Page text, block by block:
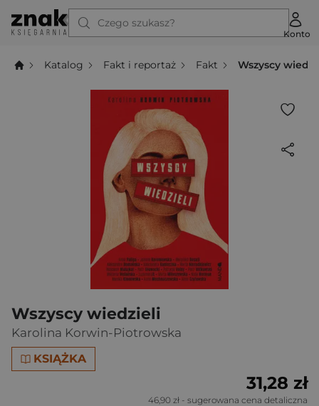
Czego szukasz?
Konto
Katalog Fakt i reportaż Fakt Wszyscy
Wszyscy wiedzieli
Karolina Korwin-Piotrowska
KSIĄŻKA
31,28 zł
46,90 zł - sugerowana cena detaliczna